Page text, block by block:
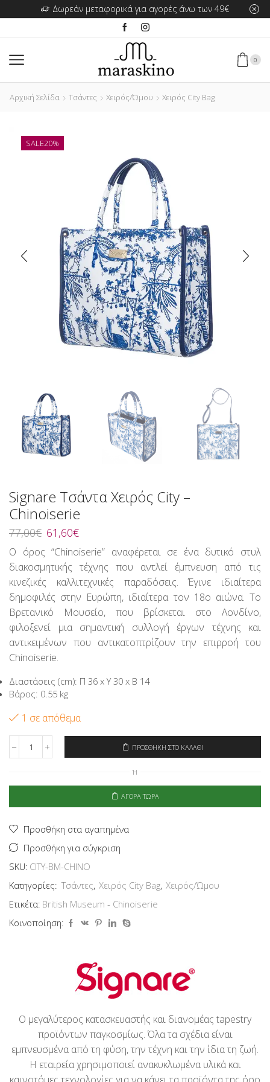
Δωρεάν μεταφορικά για αγορές άνω των 49€
0
Αρχική Σελίδα Τσάντες Χειρός/Ώμου Χειρός City Bag
SALE20%
Signare Τσάντα Χειρός City –
Chinoiserie
77,00€ Original
price
was:
77,00€.
61,60€Η
τρέχουσα
τιμή
είναι:
61,60€.
Ο όρος “Chinoiserie” αναφέρεται σε ένα δυτικό στυλ
διακοσμητικής τέχνης που αντλεί έμπνευση από τις
κινεζικές καλλιτεχνικές παραδόσεις. Έγινε ιδιαίτερα
δημοφιλές στην Ευρώπη, ιδιαίτερα τον 18ο αιώνα. Το
Βρετανικό Μουσείο, που βρίσκεται στο Λονδίνο,
φιλοξενεί μια σημαντική συλλογή έργων τέχνης και
αντικειμένων που αντικατοπτρίζουν την επιρροή του
Chinoiserie.
Διαστάσεις (cm): Π 36 x Υ 30 x Β 14
Βάρος: 0.55 kg
1 σε απόθεμα
Signare
City
Chinoiserie
ΠΡΟΣΘΉΚΗ ΣΤΟ ΚΑΛΆΘΙ
Ή
ΑΓΟΡΆ ΤΏΡΑ
Προσθήκη στα αγαπημένα
Προσθήκη για σύγκριση
SKU: CITY-BM-CHINO
Κατηγορίες: Τσάντες, Χειρός City Bag, Χειρός/Ώμου
Ετικέτα: British Museum - Chinoiserie
Κοινοποίηση:
Ο μεγαλύτερος κατασκευαστής και διανομέας tapestry
προϊόντων παγκοσμίως. Όλα τα σχέδια είναι
εμπνευσμένα από τη φύση, την τέχνη και την ίδια τη ζωή.
Η εταιρεία χρησιμοποιεί ανακυκλωμένα υλικά και